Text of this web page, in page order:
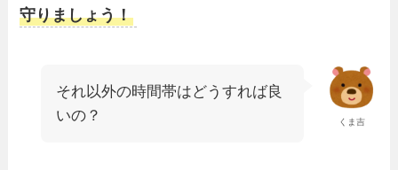
守りましょう！
くま吉
それ以外の時間帯はどうすれば良
いの？